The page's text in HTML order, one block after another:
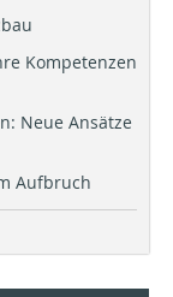
Kompetenzen
Neue Ansätze
Aufbruch